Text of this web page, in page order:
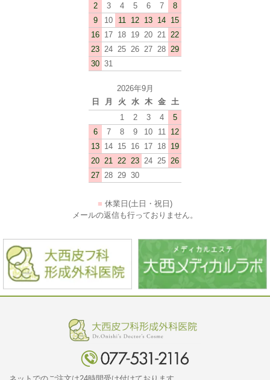
2
3 4 5 6 7
8
9
10 11 12 13 14 15
16 17 18 19 20 21
22
23 24 25 26 27 28 29
30 31
2026年9月
日
月 火 水 木 金
土
1
2 3 4
5
6
7 8 9 10 11
12
13 14 15 16 17 18 19
20 21 22 23 24 25 26
27 28 29 30
■ 休業日(土日・祝日)
メールの返信も行っておりません。